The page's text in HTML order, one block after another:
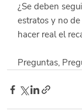
¿Se deben
estratos y no
hacer real el
Preguntas,